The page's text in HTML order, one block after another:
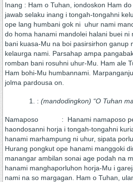
Inang : Ham o Tuhan, iondoskon Ham
jawab selaku inang i tongah-tongahni
ope lang humbani gok ni uhur nami
do homa hanami mandolei halani buei ni
bani kuasa-Mu na boi pasirsirhon ganup
kelaurga nami. Parsahap ampa
romban bani rosuhni uhur-Mu. Ham ale
Ham bohi-Mu humbannami.
jolma pardousa on.
: (mandodingkon) “O Tuhan
Namaposo : Hanami namaposo pe
haondosanni horja i tongah-tongahni
hanami marhampung ni uhur, sipata
Hurang pongkut ope hanami manggoki
manangar ambilan sonai age podah na
hanami manghaporluhon horja-Mu i
nami na so margagan. Ham o Tuhan,